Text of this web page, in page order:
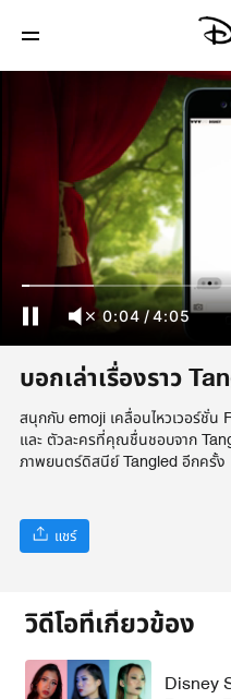
0:04/4:05
บอกเล่าเรื่องราว
สนุกกับ emoji เคลื่อนไหวเวอร์ชั่
และ ตัวละครที่คุณชื่นชอบจาก
ภาพยนตร์ดิสนีย์ Tangled อีกครั้ง
แชร์
วิดีโอที่เกี่ยวข้อง
Disney